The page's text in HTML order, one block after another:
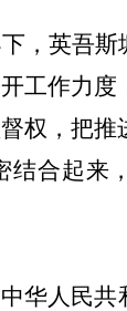
，英吾
工作力
权，把
合起来
华人民共